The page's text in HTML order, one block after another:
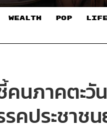
WEALTH POP LIFE
คนภาคตะวั
คประชาช